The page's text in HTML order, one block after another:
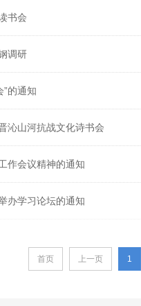
书会
调研
”的通知
沁山河抗战文化诗书会
作会议精神的通知
办学习论坛的通知
首页 上一页 1